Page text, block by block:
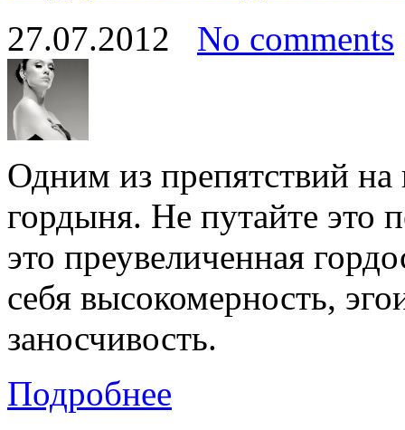
27.07.2012 No comments
Одним из препятствий на
гордыня. Не путайте это
это преувеличенная
себя высокомерность,
заносчивость.
Подробнее